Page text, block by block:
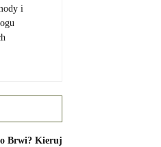
i
Brwi? Kieruj